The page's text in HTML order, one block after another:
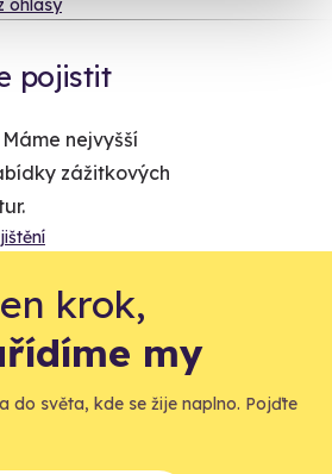
pojistit
nejvyšší
zážitkových
krok,
my
do světa, kde se žije naplno. Pojďte